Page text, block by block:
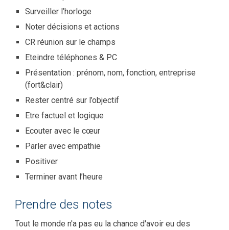
Surveiller l’horloge
Noter décisions et actions
CR réunion sur le champs
Eteindre téléphones & PC
Présentation : prénom, nom, fonction, entreprise
(fort&clair)
Rester centré sur l’objectif
Etre factuel et logique
Ecouter avec le cœur
Parler avec empathie
Positiver
Terminer avant l’heure
Prendre des notes
Tout le monde n'a pas eu la chance d'avoir eu des